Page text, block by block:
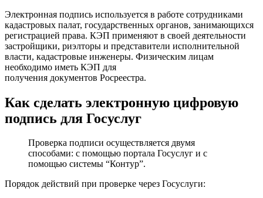
Электронная подпись используется в работе сотрудниками
кадастровых палат, государственных органов, занимающихся
регистрацией права. КЭП применяют в своей деятельности
застройщики, риэлторы и представители исполнительной
власти, кадастровые инженеры. Физическим лицам
необходимо иметь КЭП для
получения документов Росреестра.
Как сделать электронную цифровую
подпись для Госуслуг
Проверка подписи осуществляется двумя
способами: с помощью портала Госуслуг и с
помощью системы “Контур”.
Порядок действий при проверке через Госуслуги: